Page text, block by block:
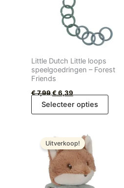
Little Dutch Little loops
speelgoedringen – Forest
Friends
€7,99 €6,39
Selecteer opties
Uitverkoop!
prijs
was:
€ 7,99.
prijs
is:
€ 6,39.